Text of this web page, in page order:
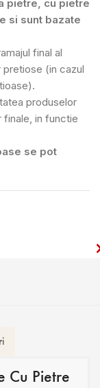
pietre, cu pietre
si sunt bazate
final al
(in cazul
produselor
in functie
se pot
Cu Pietre